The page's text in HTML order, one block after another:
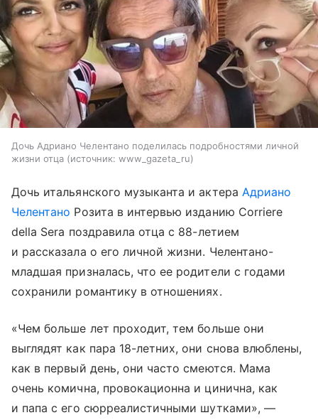
Дочь Адриано Челентано поделилась подробностями личной
жизни отца
источник: www_gazeta_ru
Дочь итальянского музыканта и актера Адриано
Челентано Розита в интервью изданию Corriere
della Sera поздравила отца с 88-летием
и рассказала о его личной жизни. Челентано-
младшая призналась, что ее родители с годами
сохранили романтику в отношениях.
«Чем больше лет проходит, тем больше они
выглядят как пара 18-летних, они снова влюблены,
как в первый день, они часто смеются. Мама
очень комична, провокационна и цинична, как
и папа с его сюрреалистичными шутками», —